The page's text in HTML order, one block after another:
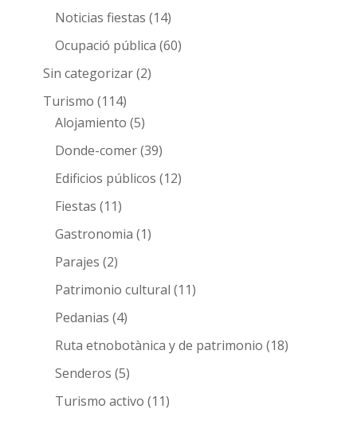
Noticias fiestas (14)
Ocupació pública (60)
Sin categorizar(2)
Turismo (114)
Alojamiento (5)
Donde-comer(39)
Edificios públicos (12)
Fiestas (11)
Gastronomia (1)
Parajes (2)
Patrimonio cultural (11)
Pedanias (4)
Ruta etnobotànica y de patrimonio (18)
Senderos (5)
Turismo activo (11)